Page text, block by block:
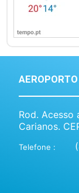
Rod. Acesso
Carianos.
Telefone :